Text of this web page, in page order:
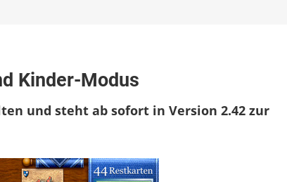
Kinder-Modus
und steht ab sofort in Version 2.42 zur